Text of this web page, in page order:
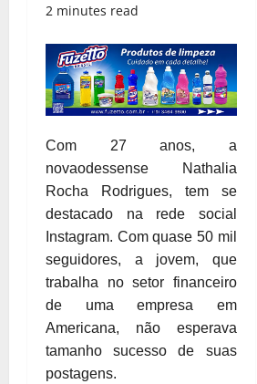
2 minutes read
Com 27 anos, a
novaodessense Nathalia
Rocha Rodrigues, tem se
destacado na rede social
Instagram. Com quase 50 mil
seguidores, a jovem, que
trabalha no setor financeiro
de uma empresa em
Americana, não esperava
tamanho sucesso de suas
postagens.